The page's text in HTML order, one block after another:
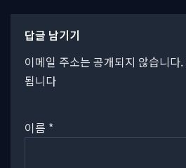
답글 남기기
이메일 주소는 공개되지 않습니다.
됩니다
이름 *